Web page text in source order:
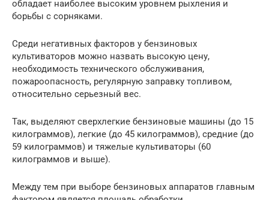
обладает наиболее высоким уровнем рыхления и
борьбы с сорняками.
Среди негативных факторов у бензиновых
культиваторов можно назвать высокую цену,
необходимость технического обслуживания,
пожароопасность, регулярную заправку топливом,
относительно серьезный вес.
Так, выделяют сверхлегкие бензиновые машины (до 15
килограммов), легкие (до 45 килограммов), средние (до
59 килограммов) и тяжелые культиваторы (60
килограммов и выше).
Между тем при выборе бензиновых аппаратов главным